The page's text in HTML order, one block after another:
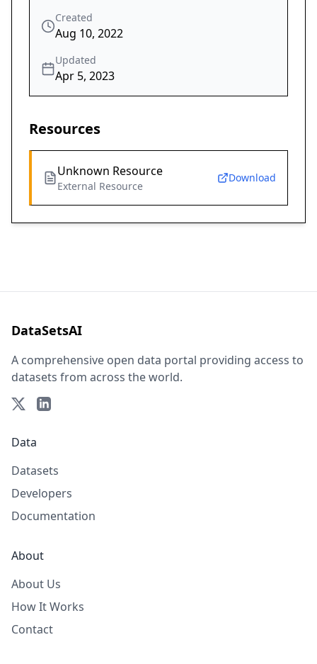
Created
Aug 10, 2022
Updated
Apr 5, 2023
Resources
Unknown Resource
External Resource
Download
DataSetsAI
A comprehensive open data portal providing access to
datasets from across the world.
Data
Datasets
Developers
Documentation
About
About Us
How It Works
Contact